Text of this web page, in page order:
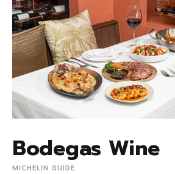
Bodegas Wine
MICHELIN GUIDE